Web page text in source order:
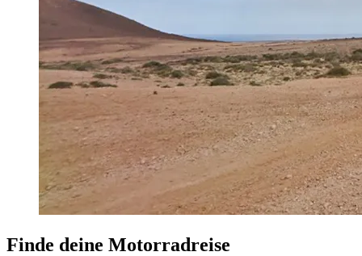
Finde deine Motorradreise